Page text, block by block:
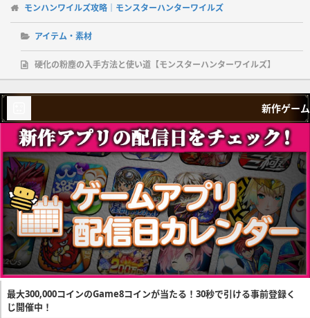
モンハンワイルズ攻略｜モンスターハンターワイルズ
アイテム・素材
硬化の粉塵の入手方法と使い道【モンスターハンターワイルズ】
新作ゲーム
最大300,000コインのGame8コインが当たる！30秒で引ける事前登録く
じ開催中！